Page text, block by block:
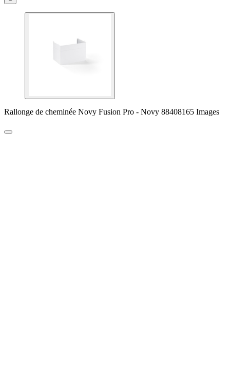
Rallonge de cheminée Novy Fusion Pro - Novy 88408165 Images